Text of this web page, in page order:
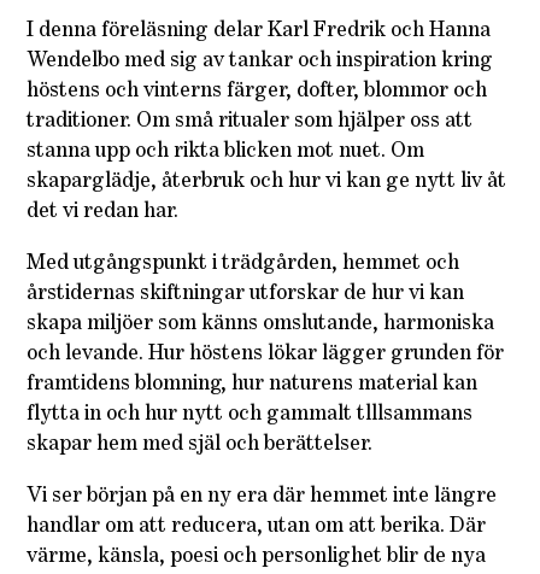
I denna föreläsning delar Karl Fredrik och Hanna
Wendelbo med sig av tankar och inspiration kring
höstens och vinterns färger, dofter, blommor och
traditioner. Om små ritualer som hjälper oss att
stanna upp och rikta blicken mot nuet. Om
skaparglädje, återbruk och hur vi kan ge nytt liv åt
det vi redan har.
Med utgångspunkt i trädgården, hemmet och
årstidernas skiftningar utforskar de hur vi kan
skapa miljöer som känns omslutande, harmoniska
och levande. Hur höstens lökar lägger grunden för
framtidens blomning, hur naturens material kan
flytta in och hur nytt och gammalt tlllsammans
skapar hem med själ och berättelser.
Vi ser början på en ny era där hemmet inte längre
handlar om att reducera, utan om att berika. Där
värme, känsla, poesi och personlighet blir de nya